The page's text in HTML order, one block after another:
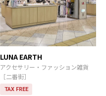
LUNA EARTH
アクセサリー・ファッション雑貨
［二番街］
TAX FREE